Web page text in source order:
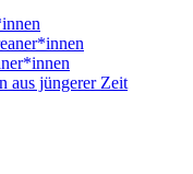
aus jüngerer Zeit